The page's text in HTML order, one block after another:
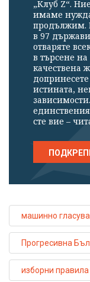
„Клуб Z“.
имаме
продължим.
в 97
отваряте
в търсене
качествена
истината,
сте вие –
машинно
Прогресивна
изборни правила